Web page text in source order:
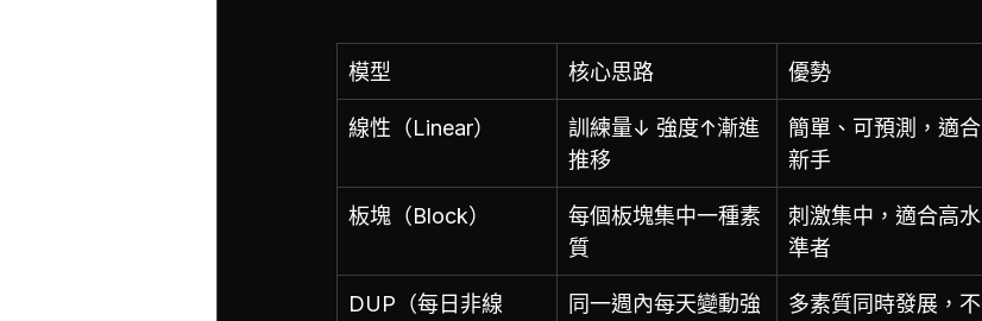
模型 核心思路 優勢
線性（Linear）
訓練量↓ 強度↑漸進
推移
簡單、可預測，適合
新手
板塊（Block）
每個板塊集中一種素
質
刺激集中，適合高水
準者
DUP（每日非線
同一週內每天變動強
多素質同時發展，不